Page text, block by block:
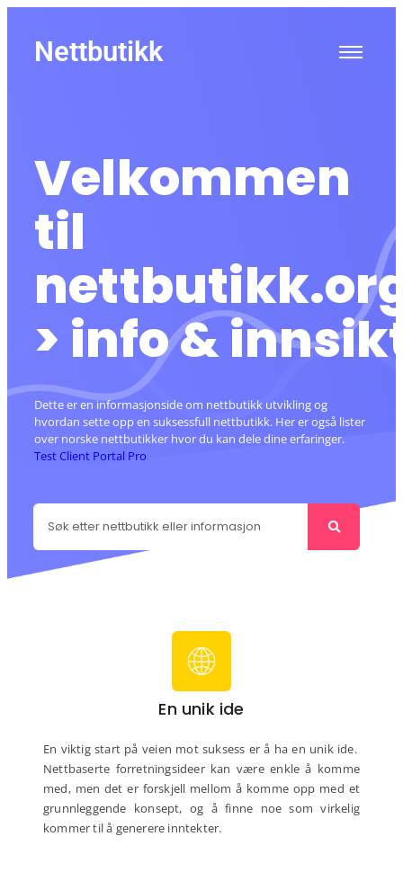
Nettbutikk
Velkommen
til
> informasjon
> info &
Dette er en informasjonside om nettbutikk utvikling og
hvordan sette opp en suksessfull nettbutikk. Her er også lister
over norske nettbutikker hvor du kan dele dine erfaringer.
Test Client Portal Pro
En unik ide
En viktig start på veien mot suksess er å ha en unik ide.
Nettbaserte forretningsideer kan være enkle å komme
med, men det er forskjell mellom å komme opp med et
grunnleggende konsept, og å finne noe som virkelig
kommer til å generere inntekter.